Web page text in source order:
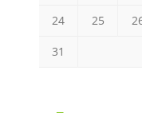
24 25
31